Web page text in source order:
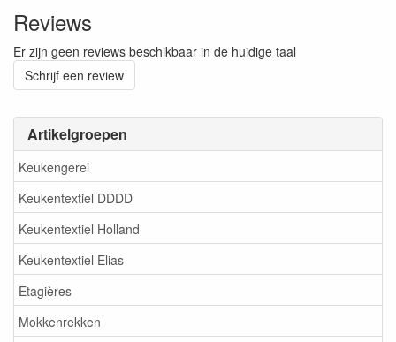
Artikelgroepen
Keukengerei
Keukentextiel DDDD
Keukentextiel Holland
Keukentextiel Elias
Etagières
Mokkenrekken
Reviews
Er zijn geen reviews beschikbaar in de huidige taal
Schrijf een review